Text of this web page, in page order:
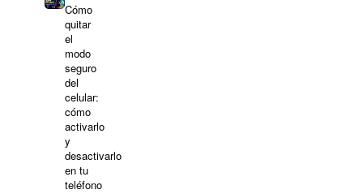
Cómo
quitar
el
modo
seguro
del
celular:
cómo
activarlo
y
desactivarlo
en tu
teléfono